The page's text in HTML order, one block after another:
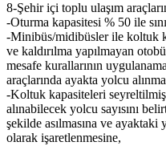
8-Şehir içi toplu ulaşım
-Oturma kapasitesi % 50 ile
-Minibüs/midibüsler ile koltuk
ve kaldırılma yapılmayan
mesafe kurallarının
araçlarında ayakta yolcu
-Koltuk kapasiteleri
alınabilecek yolcu sayısını
şekilde asılmasına ve
olarak işaretlenmesine,